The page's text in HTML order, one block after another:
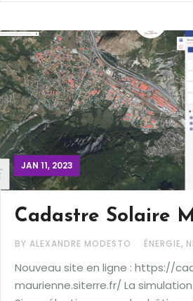
JAN 11, 2023
Cadastre Solaire
BY ALEXANDRE MODESTO ÉNERGIE,
Nouveau site en ligne : https://
maurienne.siterre.fr/ La